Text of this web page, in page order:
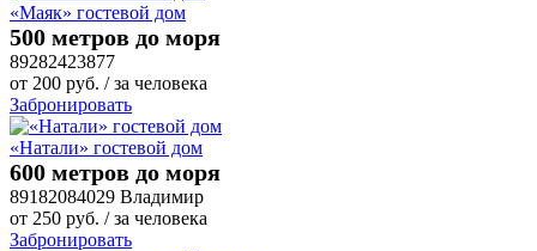
«Маяк» гостевой дом
500 метров до моря
89282423877
от 200 руб. / за человека
Забронировать
«Натали» гостевой дом
600 метров до моря
89182084029 Владимир
от 250 руб. / за человека
Забронировать